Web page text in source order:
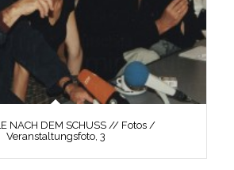
NACH DEM SCHUSS // Fotos /
Veranstaltungsfoto, 3